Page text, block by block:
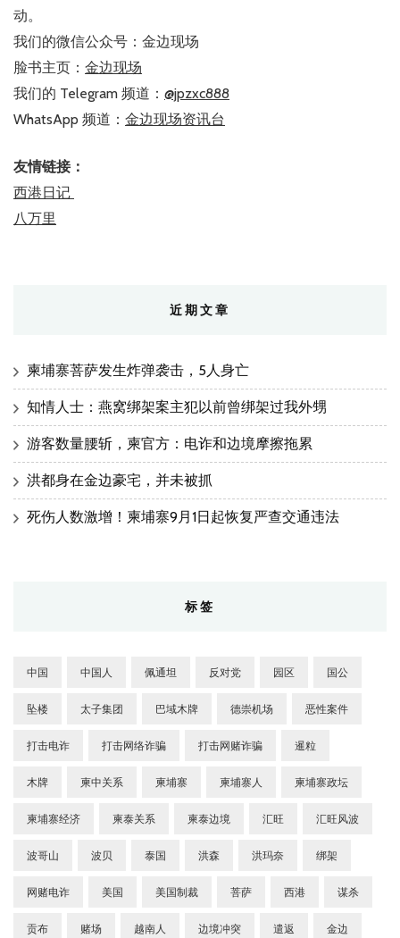
动。
我们的微信公众号：金边现场
脸书主页： 金边现场
我们的 Telegram 频道： @jpzxc888
WhatsApp 频道： 金边现场资讯台
友情链接：
西港日记
八万里
近期文章
柬埔寨菩萨发生炸弹袭击，5人身亡
知情人士：燕窝绑架案主犯以前曾绑架过我外甥
游客数量腰斩，柬官方：电诈和边境摩擦拖累
洪都身在金边豪宅，并未被抓
死伤人数激增！柬埔寨9月1日起恢复严查交通违法
标签
中国 中国人 佩通坦 反对党 园区 国公
坠楼 太子集团 巴域木牌 德崇机场 恶性案件
打击电诈 打击网络诈骗 打击网赌诈骗 暹粒
木牌 柬中关系 柬埔寨 柬埔寨人 柬埔寨政坛
柬埔寨经济 柬泰关系 柬泰边境 汇旺 汇旺风波
波哥山 波贝 泰国 洪森 洪玛奈 绑架
网赌电诈 美国 美国制裁 菩萨 西港 谋杀
贡布 赌场 越南人 边境冲突 遣返 金边